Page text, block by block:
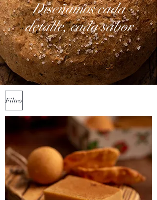
Diseñamos cada
detalle, cada sabor
Filtro